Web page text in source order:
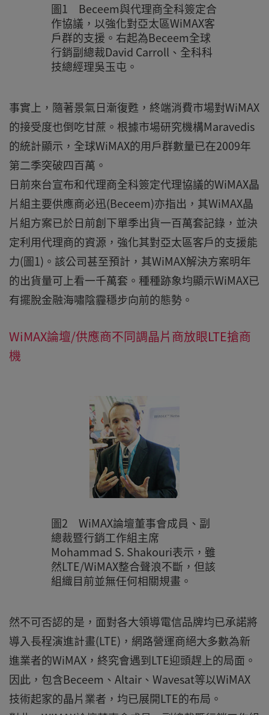
圖1 Beceem與代理商全科簽定合
作協議，以強化對亞太區WiMAX客
戶群的支援。右起為Beceem全球
行銷副總裁David Carroll、全科科
技總經理吳玉屯。
事實上，隨著景氣日漸復甦，終端消費市場對WiMAX
的接受度也倒吃甘蔗。根據市場研究機構Maravedis
的統計顯示，全球WiMAX的用戶群數量已在2009年
第二季突破四百萬。
日前來台宣布和代理商全科簽定代理協議的WiMAX晶
片組主要供應商必迅(Beceem)亦指出，其WiMAX晶
片組方案已於日前創下單季出貨一百萬套記錄，並決
定利用代理商的資源，強化其對亞太區客戶的支援能
力(圖1)。該公司甚至預計，其WiMAX解決方案明年
的出貨量可上看一千萬套。種種跡象均顯示WiMAX已
有擺脫金融海嘯陰霾穩步向前的態勢。
WiMAX論壇/供應商不同調晶片商放眼LTE搶商
機
圖2 WiMAX論壇董事會成員、副
總裁暨行銷工作組主席
Mohammad S. Shakouri表示，雖
然LTE/WiMAX整合聲浪不斷，但該
組織目前並無任何相關規畫。
然不可否認的是，面對各大領導電信品牌均已承諾將
導入長程演進計畫(LTE)，網路營運商絕大多數為新
進業者的WiMAX，終究會遇到LTE迎頭趕上的局面。
因此，包含Beceem、Altair、Wavesat等以WiMAX
技術起家的晶片業者，均已展開LTE的布局。